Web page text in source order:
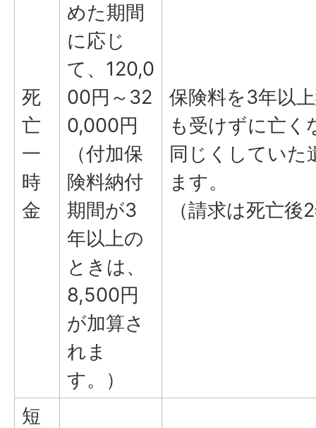
死
亡
一
時
金
めた期間
に応じ
て、120,0
00円～32
0,000円
（付加保
険料納付
期間が3
年以上の
ときは、
8,500円
が加算さ
れま
す。）
保険料を3年以
も受けずに亡く
同じくしていた
ます。
（請求は死亡後
短